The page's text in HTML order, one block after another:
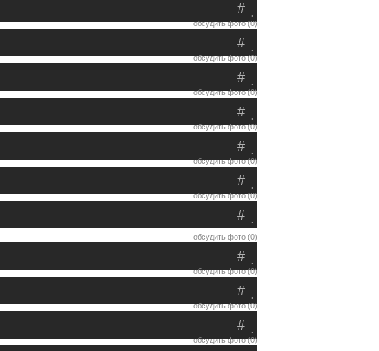
.
#
обсудить фото (0)
.
#
обсудить фото (0)
.
#
обсудить фото (0)
.
#
обсудить фото (0)
.
#
обсудить фото (0)
.
#
обсудить фото (0)
.
#
обсудить фото (0)
.
#
обсудить фото (0)
.
#
обсудить фото (0)
.
#
обсудить фото (0)